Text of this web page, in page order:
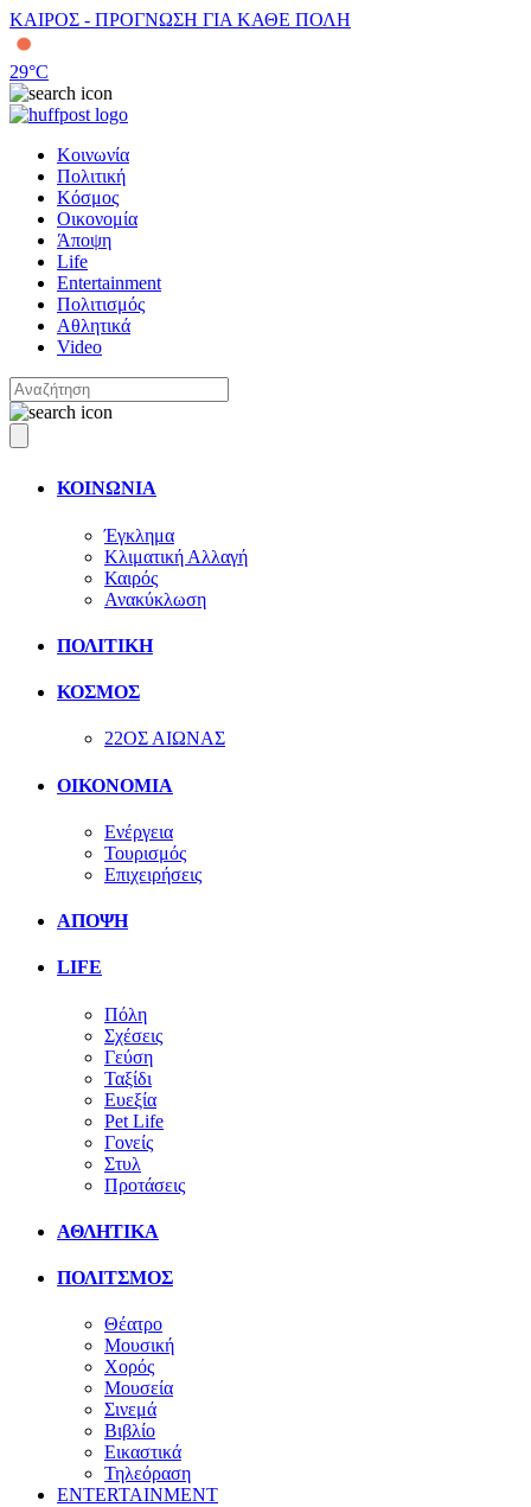
ΚΑΙΡΟΣ - ΠΡΟΓΝΩΣΗ ΓΙΑ ΚΑΘΕ ΠΟΛΗ
29°C
Κοινωνία
Πολιτική
Κόσμος
Οικονομία
Άποψη
Life
Entertainment
Πολιτισμός
Αθλητικά
Video
ΚΟΙΝΩΝΙΑ
Έγκλημα
Κλιματική Αλλαγή
Καιρός
Ανακύκλωση
ΠΟΛΙΤΙΚΗ
ΚΟΣΜΟΣ
22ΟΣ ΑΙΩΝΑΣ
ΟΙΚΟΝΟΜΙΑ
Ενέργεια
Τουρισμός
Επιχειρήσεις
ΑΠΟΨΗ
LIFE
Πόλη
Σχέσεις
Γεύση
Ταξίδι
Ευεξία
Pet Life
Γονείς
Στυλ
Προτάσεις
ΑΘΛΗΤΙΚΑ
ΠΟΛΙΤΣΜΟΣ
Θέατρο
Μουσική
Χορός
Μουσεία
Σινεμά
Βιβλίο
Εικαστικά
Τηλεόραση
ENTERTAINMENT